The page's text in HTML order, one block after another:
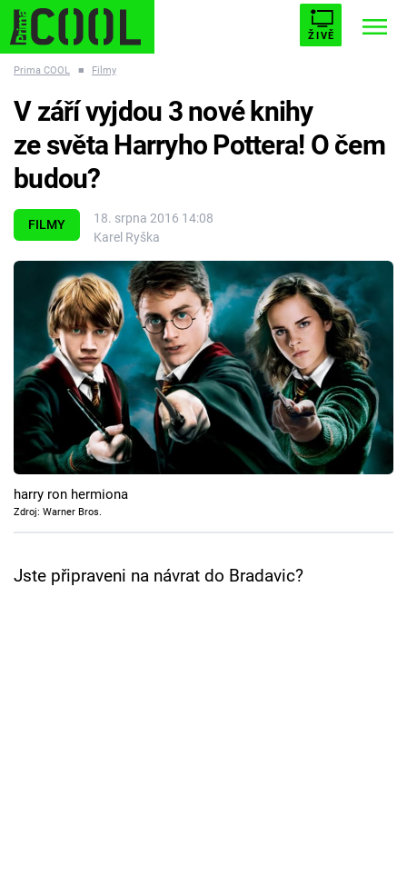
ŽIVĚ
ESCAPE PLNEJ KOTEL AVENGERS 5
Témata
Filmy
Seriály
Hry
Cool Esport
Pořady
TV Program
Prima COOL ■ Filmy
FILMY
18. srpna 2016 14:08
Karel Ryška
V září vyjdou 3 nové knihy
ze světa Harryho Pottera! O čem
budou?
harry ron hermiona
Zdroj: Warner Bros.
Jste připraveni na návrat do Bradavic?